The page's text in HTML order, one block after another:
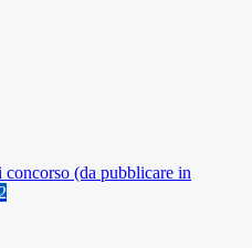
concorso (da pubblicare in
2